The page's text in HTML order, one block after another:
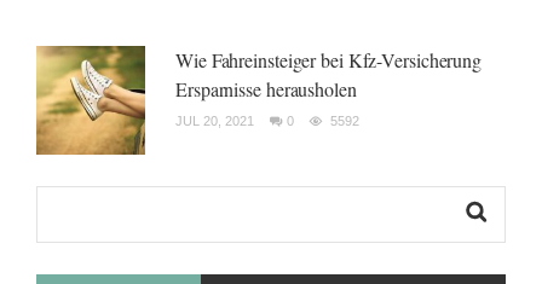
Wie Fahreinsteiger bei Kfz-Versicherung
Ersparnisse herausholen
JUL 20, 2021 0 5592